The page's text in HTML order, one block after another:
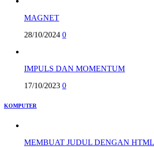
MAGNET
28/10/2024 0
IMPULS DAN MOMENTUM
17/10/2023 0
KOMPUTER
MEMBUAT JUDUL DENGAN HTML